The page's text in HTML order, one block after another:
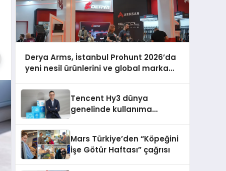
Derya Arms, İstanbul Prohunt 2026’da
yeni nesil ürünlerini ve global marka
Tencent Hy3 dünya
genelinde kullanıma
Mars Türkiye’den “Köpeğini
İşe Götür Haftası” çağrısı